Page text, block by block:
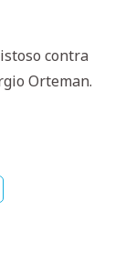
contra
Orteman.